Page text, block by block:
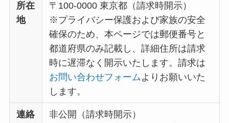
所在
地
〒100-0000 東京都（請求時開示）
※プライバシー保護および家族の安全
確保のため、本ページでは郵便番号と
都道府県のみ記載し、詳細住所は請求
時に遅滞なく開示いたします。請求は
お問い合わせフォームよりお願いいた
します。
連絡
非公開（請求時開示）